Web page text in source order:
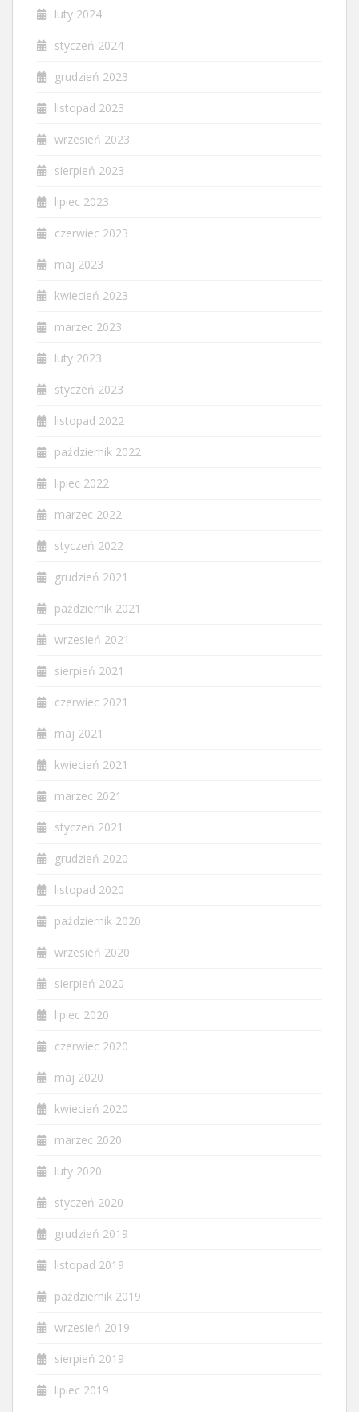
luty 2024
styczeń 2024
grudzień 2023
listopad 2023
wrzesień 2023
sierpień 2023
lipiec 2023
czerwiec 2023
maj 2023
kwiecień 2023
marzec 2023
luty 2023
styczeń 2023
listopad 2022
październik 2022
lipiec 2022
marzec 2022
styczeń 2022
grudzień 2021
październik 2021
wrzesień 2021
sierpień 2021
czerwiec 2021
maj 2021
kwiecień 2021
marzec 2021
styczeń 2021
grudzień 2020
listopad 2020
październik 2020
wrzesień 2020
sierpień 2020
lipiec 2020
czerwiec 2020
maj 2020
kwiecień 2020
marzec 2020
luty 2020
styczeń 2020
grudzień 2019
listopad 2019
październik 2019
wrzesień 2019
sierpień 2019
lipiec 2019